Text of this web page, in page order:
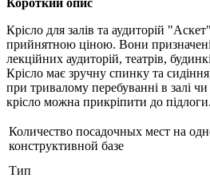
Короткий опис
Крісло для залів та аудиторій
прийнятною ціною. Вони призначені
лекційних аудиторій, театрів,
Крісло має зручну спинку та
при тривалому перебуванні в залі
крісло можна прикріпити до
Количество посадочных мест на
конструктивной базе
Тип